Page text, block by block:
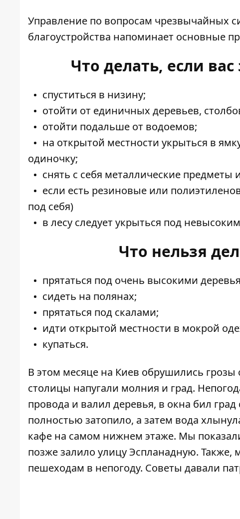
Управление по вопросам чрезвычайных
благоустройства напоминает основные
Что делать, если
спуститься в низину;
отойти от единичных деревьев,
отойти подальше от водоемов;
на открытой местности укрыться в
одиночку;
снять с себя металлические предметы
если есть резиновые или
под себя)
в лесу следует укрыться под
Что нельзя
прятаться под очень высокими
сидеть на полянах;
прятаться под скалами;
идти открытой местности в мокрой
купаться.
В этом месяце на Киев обрушились грозы
столицы напугали молния и град.
провода и валил деревья, в окна бил
полностью затопило, а затем вода
кафе на самом нижнем этаже. Мы
позжезалило улицу Эспланадную. Также,
пешеходам в непогоду. Советы давали